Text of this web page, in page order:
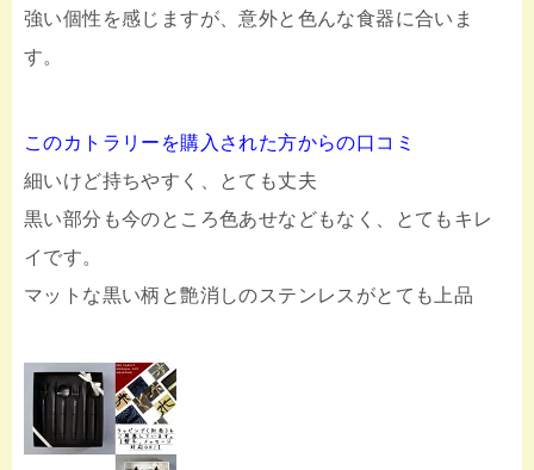
強い個性を感じますが、意外と色んな食器に合いま
す。
このカトラリーを購入された方からの口コミ
細いけど持ちやすく、とても丈夫
黒い部分も今のところ色あせなどもなく、とてもキレ
イです。
マットな黒い柄と艶消しのステンレスがとても上品